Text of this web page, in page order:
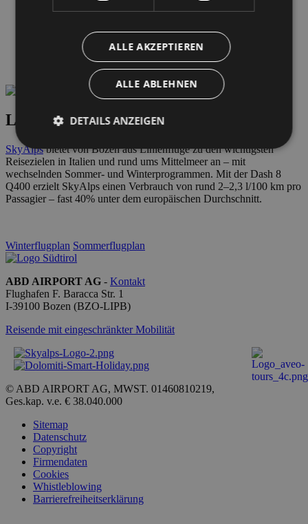
Links & Partner
Safety Management System
Transparente Verwaltung
Wetter & Webcam
Linienflüge nach Bozen - Südtirol
SkyAlpsbietet von Bozen aus Linienflüge zu den wichtigsten
Reisezielen in Italien und rund ums Mittelmeer an – mit
wechselnden Sommer- und Winterprogrammen. Mit der Dash 8
Q400 erzielt SkyAlps einen Verbrauch von rund 2–2,3 l/100 km pro
Passagier – fast 40% unter dem europäischen Durchschnitt.
Winterflugplan Sommerflugplan
ABD AIRPORT AG - Kontakt
Flughafen F. Baracca Str. 1
I-39100 Bozen (BZO-LIPB)
Reisende mit eingeschränkter Mobilität
© ABD AIRPORT AG, MWST. 01460810219,
Ges.kap. v.e. € 38.040.000
Sitemap
Datenschutz
Copyright
Firmendaten
Cookies
Whistleblowing
Barrierefreiheitserklärung
ALLE AKZEPTIEREN
ALLE ABLEHNEN
DETAILS ANZEIGEN
Unbedingt erforderlich
Performance
Targeting
Funktionalität
Benutzeranmeldung und die Kontoverwaltung.
Ohne die unbedingt erforderlichen Cookies kann die
Website nicht ordnungsgemäß verwendet werden.
Name
bolzanoairport.it
PHP.
di un